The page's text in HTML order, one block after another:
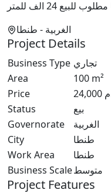
24 الف للمتر
الغربية - طنطا
Project Details
Business Type تجاري
Area
100 m²
Price
24,000
Status
بيع
Governorate
الغربية
City
طنطا
Work Area
طنطا
Business Scaleمتوسط
Project Features